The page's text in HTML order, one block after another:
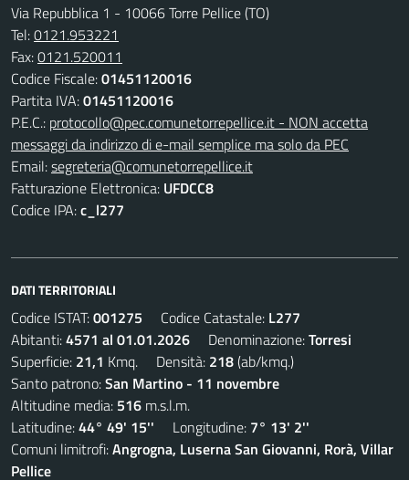
Via Repubblica 1 - 10066 Torre Pellice (TO)
Tel:0121.953221
Fax:0121.520011
Codice Fiscale:01451120016
Partita IVA:01451120016
P.E.C.: protocollo@pec.comunetorrepellice.it - NON accetta
messaggi da indirizzo di e-mail semplice ma solo da PEC
Email:segreteria@comunetorrepellice.it
Fatturazione Elettronica: UFDCC8
Codice IPA:c_l277
DATI TERRITORIALI
Codice ISTAT:001275 Codice Catastale: L277
Abitanti:4571 al 01.01.2026 Denominazione:Torresi
Superficie: 21,1 Kmq. Densità: 218(ab/kmq.)
Santo patrono:San Martino - 11 novembre
Altitudine media: 516 m.s.l.m.
Latitudine:44° 49' 15'' Longitudine: 7° 13' 2''
Comuni limitrofi:Angrogna, Luserna San Giovanni, Rorà, Villar
Pellice